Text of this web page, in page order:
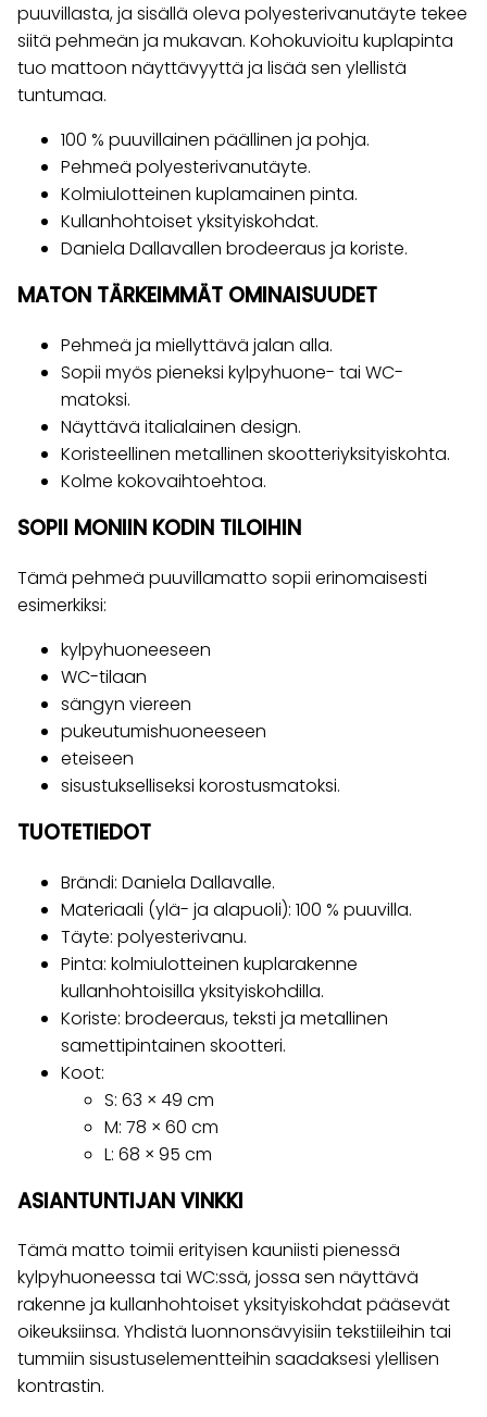
puuvillasta, ja sisällä oleva polyesterivanutäyte tekee
siitä pehmeän ja mukavan. Kohokuvioitu kuplapinta
tuo mattoon näyttävyyttä ja lisää sen ylellistä
tuntumaa.
100 % puuvillainen päällinen ja pohja.
Pehmeä polyesterivanutäyte.
Kolmiulotteinen kuplamainen pinta.
Kullanhohtoiset yksityiskohdat.
Daniela Dallavallen brodeeraus ja koriste.
MATON TÄRKEIMMÄT OMINAISUUDET
Pehmeä ja miellyttävä jalan alla.
Sopii myös pieneksi kylpyhuone- tai WC-
matoksi.
Näyttävä italialainen design.
Koristeellinen metallinen skootteriyksityiskohta.
Kolme kokovaihtoehtoa.
SOPII MONIIN KODIN TILOIHIN
Tämä pehmeä puuvillamatto sopii erinomaisesti
esimerkiksi:
kylpyhuoneeseen
WC-tilaan
sängyn viereen
pukeutumishuoneeseen
eteiseen
sisustukselliseksi korostusmatoksi.
TUOTETIEDOT
Brändi: Daniela Dallavalle.
Materiaali (ylä- ja alapuoli): 100 % puuvilla.
Täyte: polyesterivanu.
Pinta: kolmiulotteinen kuplarakenne
kullanhohtoisilla yksityiskohdilla.
Koriste: brodeeraus, teksti ja metallinen
samettipintainen skootteri.
Koot:
S: 63 × 49 cm
M: 78 × 60 cm
L: 68 × 95 cm
ASIANTUNTIJAN VINKKI
Tämä matto toimii erityisen kauniisti pienessä
kylpyhuoneessa tai WC:ssä, jossa sen näyttävä
rakenne ja kullanhohtoiset yksityiskohdat pääsevät
oikeuksiinsa. Yhdistä luonnonsävyisiin tekstiileihin tai
tummiin sisustuselementteihin saadaksesi ylellisen
kontrastin.